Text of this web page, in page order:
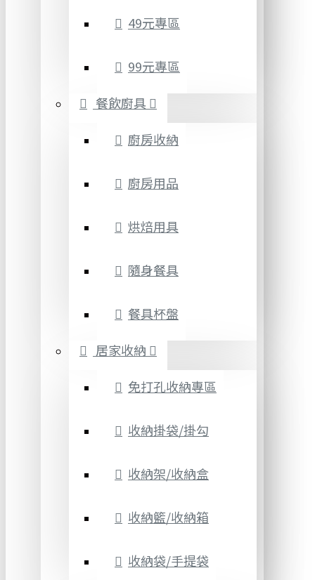
49元專區
99元專區
餐飲廚具
廚房收納
廚房用品
烘焙用具
隨身餐具
餐具杯盤
居家收納
免打孔收納專區
收納掛袋/掛勾
收納架/收納盒
收納籃/收納箱
收納袋/手提袋